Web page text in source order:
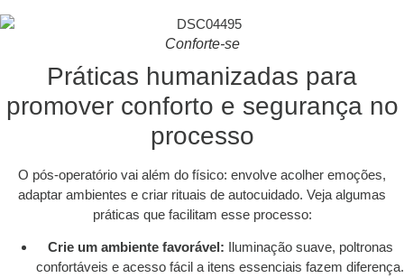
Conforte-se
Práticas humanizadas para
promover conforto e segurança no
processo
O pós-operatório vai além do físico: envolve acolher emoções,
adaptar ambientes e criar rituais de autocuidado. Veja algumas
práticas que facilitam esse processo:
Crie um ambiente favorável: Iluminação suave, poltronas
confortáveis e acesso fácil a itens essenciais fazem diferença.